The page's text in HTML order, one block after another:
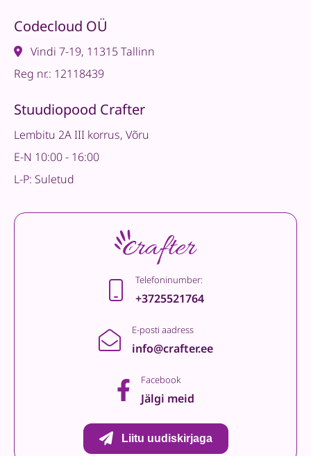
Codecloud OÜ
Vindi 7-19, 11315 Tallinn
Reg nr.: 12118439
Stuudiopood Crafter
Lembitu 2A III korrus, Võru
E-N 10:00 - 16:00
L-P: Suletud
Telefoninumber:
+3725521764
E-posti aadress
info@crafter.ee
Facebook
Jälgi meid
Liitu uudiskirjaga